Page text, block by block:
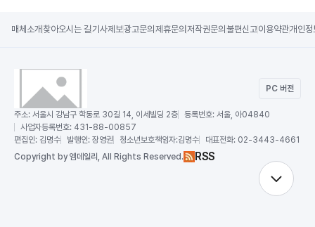
매체소개 찾아오시는 길기사제보광고문의 제휴문의 저작권문의 불편신고이용약관개인정
PC 버전
주소: 서울시 강남구 학동로 30길 14, 이세빌딩 2층 등록번호: 서울, 아04840
사업자등록번호: 431-88-00857
편집인: 김명수 발행인: 장영권 청소년보호책임자:김명수 대표전화: 02-3443-4661
Copyright by 엠데일리, All Rights Reserved. RSS